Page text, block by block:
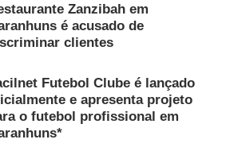
Zanzibah em
é acusado de
clientes
Futebol Clube é lançado
e apresenta projeto
o futebol profissional em